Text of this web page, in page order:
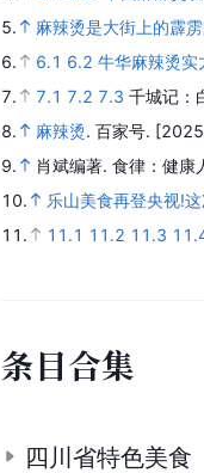
5.
麻辣烫是大街上的霹
6.
6.1 6.2 牛华麻辣烫实
7.
7.1 7.2 7.3 千城记：
8.
麻辣烫. 百家号.
9.
肖斌编著. 食律：健康
10.
乐山美食再登央视!
11.
11.1 11.2 11.3
条目合集
四川省特色美食